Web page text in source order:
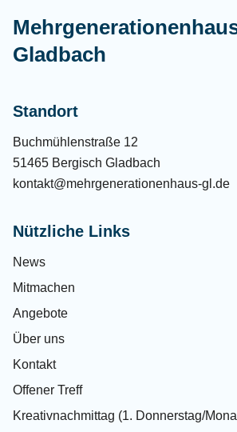
Gladbach
Standort
Buchmühlenstraße 12
51465 Bergisch Gladbach
kontakt@mehrgenerationenhaus-gl.de
Nützliche Links
News
Mitmachen
Angebote
Über uns
Kontakt
Offener Treff
Kreativnachmittag (1. Donnerstag/